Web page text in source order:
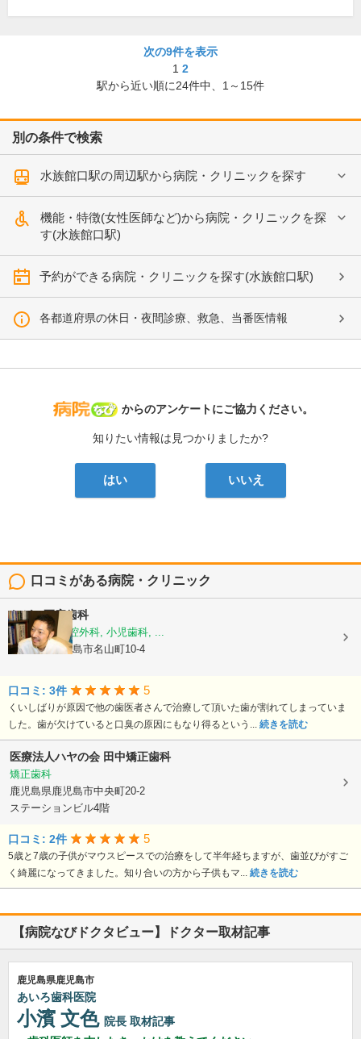
次の9件を表示
1 2
駅から近い順に24件中、 1～15件
別の条件で検索
水族館口駅の周辺駅から病院・クリニックを探す
機能・特徴(女性医師など)から病院・クリニックを探
す(水族館口駅)
予約ができる病院・クリニックを探す(水族館口駅)
各都道府県の休日・夜間診療、救急、当番医情報
病院なび
からのアンケートにご協力ください。
知りたい情報は見つかりましたか?
はい いいえ
口コミがある病院・クリニック
ながい正彦歯科
歯科, 歯科口腔外科, 小児歯科, ...
鹿児島県鹿児島市名山町10-4
口コミ: 3件 5
くいしばりが原因で他の歯医者さんで治療して頂いた歯が割れてしまっていま
した。歯が欠けていると口臭の原因にもなり得るという... 続きを読む
医療法人ハヤの会 田中矯正歯科
矯正歯科
鹿児島県鹿児島市中央町20-2
ステーションビル4階
口コミ: 2件 5
5歳と7歳の子供がマウスピースでの治療をして半年経ちますが、歯並びがすご
く綺麗になってきました。知り合いの方から子供もマ... 続きを読む
【病院なびドクタビュー】ドクター取材記事
鹿児島県鹿児島市
あいろ歯科医院
小濱 文色 院長 取材記事